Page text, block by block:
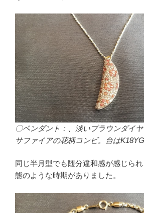
〇ペンダント：、淡いブラウンダイ
サファイアの花柄コンビ。台は
同じ半月型でも随分違和感が感じら
態のような時期がありました。